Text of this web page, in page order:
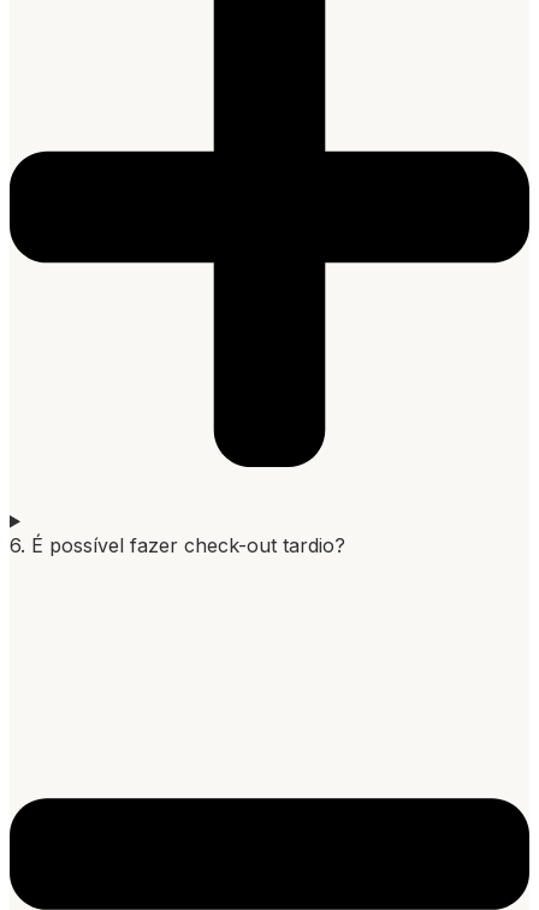
6. É possível fazer check-out tardio?